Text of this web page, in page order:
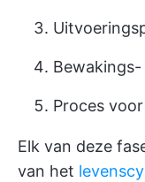
Proces
Elk van deze
van het